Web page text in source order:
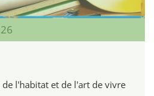
l'habitat et de l'art de vivre